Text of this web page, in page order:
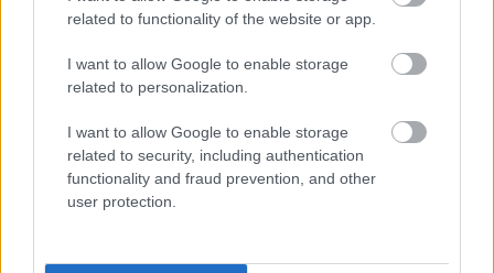
related to functionality of the website or app.
I want to allow Google to enable storage
related to personalization.
I want to allow Google to enable storage
related to security, including authentication
functionality and fraud prevention, and other
user protection.